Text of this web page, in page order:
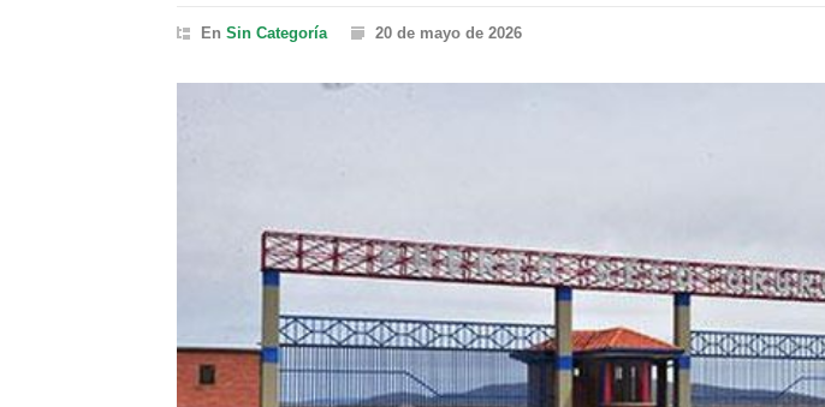
En Sin Categoría 20 de mayo de 2026